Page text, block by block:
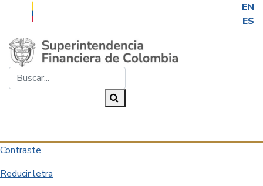
EN
ES
Saltar al contenido principal
Contraste
Reducir letra